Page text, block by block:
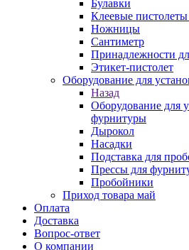
Булавки
Клеевые
Ножницы
Сантиметр
Принадлежности
Этикет-пистолет
Оборудование для
Назад
Оборудование для
фурнитуры
Дырокол
Насадки
Подставка для
Прессы для
Пробойники
Приход товара май
Оплата
Доставка
Вопрос-ответ
О компании